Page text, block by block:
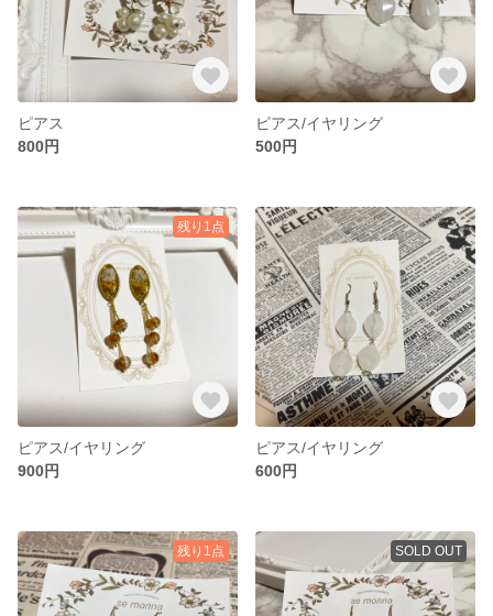
ピアス
800円
ピアス/イヤリング
500円
残り1点
ピアス/イヤリング
900円
ピアス/イヤリング
600円
残り1点 SOLD OUT